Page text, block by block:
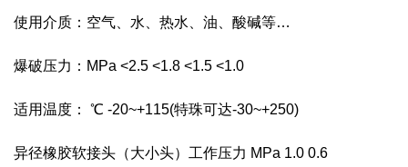
使用介质：空气、水、热水、油、酸碱等…
爆破压力：MPa <2.5 <1.8 <1.5 <1.0
适用温度： ℃ -20~+115(特珠可达-30~+250)
异径橡胶软接头（大小头）工作压力 MPa 1.0 0.6